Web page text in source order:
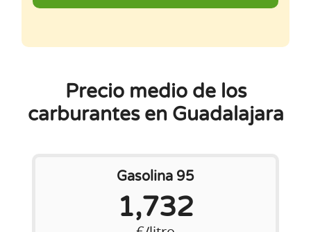
Precio medio de los
carburantes en Guadalajara
Gasolina 95
1,732